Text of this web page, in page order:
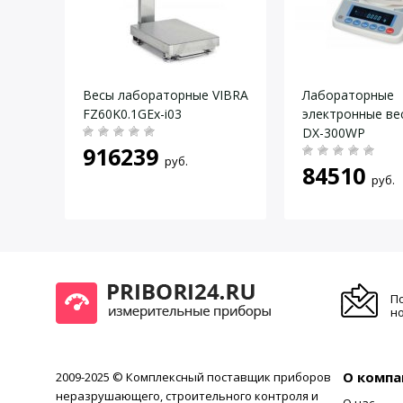
Габариты (ШхГхВ)
≈ 3.3 кг
Включена в стоимость
Гарантия
Гарантия 7 лет
Даю согласие наобработку персональных данных
Весы лабораторные VIBRA
FZ60K0.1GEx-i03
916239 руб.
Лабораторные
электронные
DX-300WP
84510 руб.
2009-2025 © Комплексный поставщик приборов
неразрушающего, строительного контроля и
О